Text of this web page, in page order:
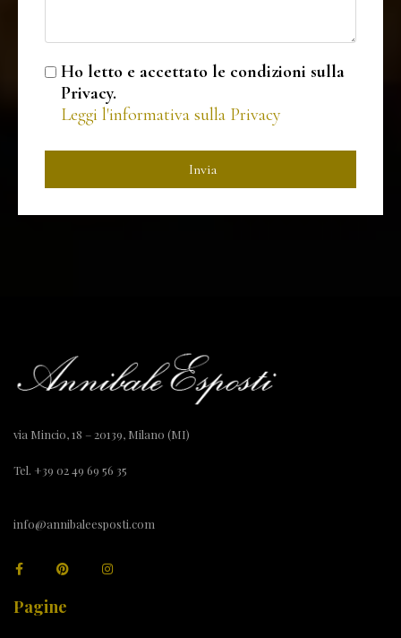
Ho letto e accettato le condizioni sulla
Privacy.
Leggi l'informativa sulla Privacy
Invia
via Mincio, 18 – 20139, Milano (MI)
Tel. +39 02 49 69 56 35
info@annibaleesposti.com
Pagine